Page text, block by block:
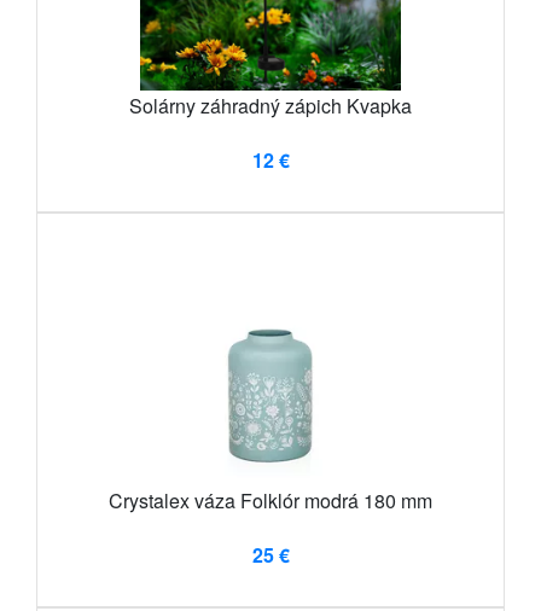
Solárny záhradný zápich Kvapka
12 €
Crystalex váza Folklór modrá 180 mm
25 €